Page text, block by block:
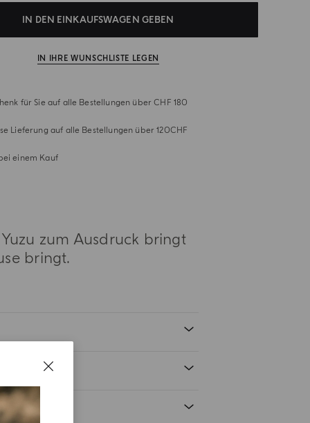
IN DEN EINKAUFSWAGEN GEBEN
IN IHRE WUNSCHLISTE LEGEN
für Sie auf alle Bestellungen über CHF 180
Lieferung auf alle Bestellungen über 120CHF
einem Kauf
zum Ausdruck bringt
bringt.